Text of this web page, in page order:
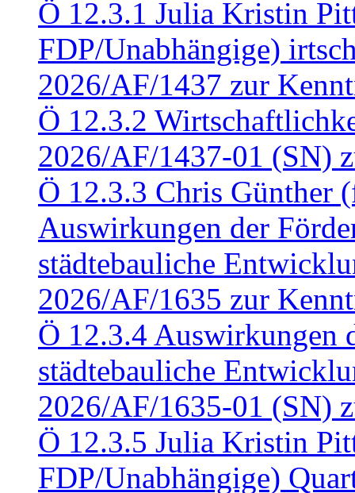
Ö 12.3.1 Julia Kristin
FDP/Unabhängige)
2026/AF/1437 zur
Ö 12.3.2
2026/AF/1437-01 (SN)
Ö 12.3.3 Chris Günther
Auswirkungen der
städtebauliche
2026/AF/1635 zur
Ö 12.3.4 Auswirkungen
städtebauliche
2026/AF/1635-01 (SN)
Ö 12.3.5 Julia Kristin
FDP/Unabhängige)